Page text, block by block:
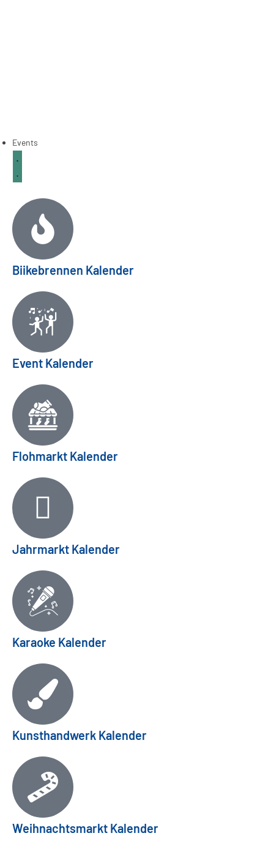
Events
Biikebrennen Kalender
Event Kalender
Flohmarkt Kalender
Jahrmarkt Kalender
Karaoke Kalender
Kunsthandwerk Kalender
Weihnachtsmarkt Kalender